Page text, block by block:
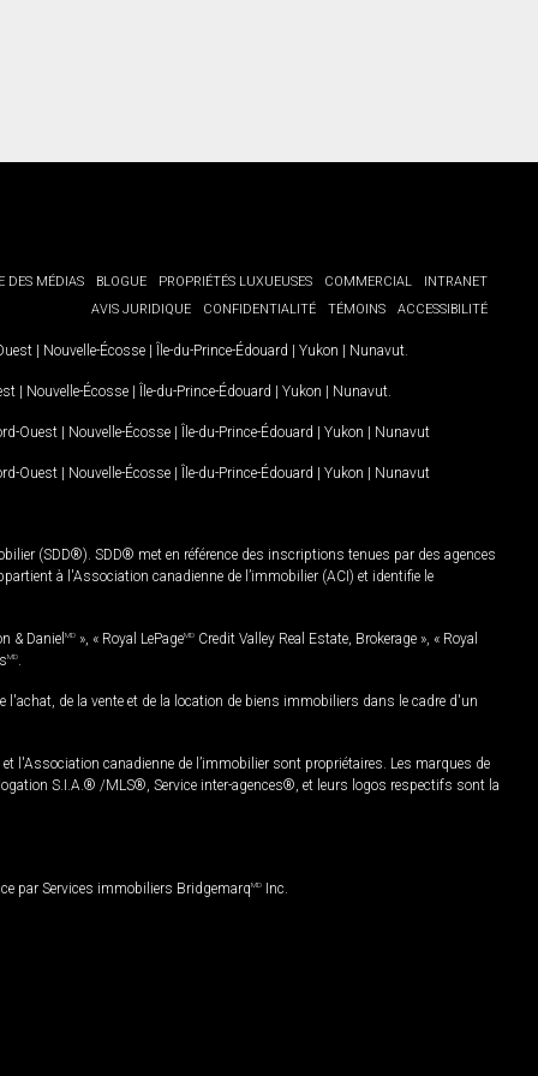
DES MÉDIAS BLOGUE PROPRIÉTÉS LUXUEUSES COMMERCIAL
INTRANET
AVIS JURIDIQUE
CONFIDENTIALITÉ TÉMOINS ACCESSIBILITÉ
| Nouvelle-Écosse | Île-du-Prince-Édouard | Yukon | Nunavut.
| Nouvelle-Écosse | Île-du-Prince-Édouard | Yukon | Nunavut.
Ouest | Nouvelle-Écosse | Île-du-Prince-Édouard | Yukon | Nunavut
Ouest | Nouvelle-Écosse | Île-du-Prince-Édouard | Yukon | Nunavut
(SDD®). SDD® met en référence des inscriptions tenues par des agences
à l'Association canadienne de l’immobilier (ACI) et identifie le
& Daniel MD », « Royal LePageMD Credit Valley Real Estate, Brokerage », « Royal
MD.
de la vente et de la location de biens immobiliers dans le cadre d'un
l'Association canadienne de l’immobilier sont propriétaires. Les marques de
S.I.A.® /MLS®, Service inter-agences®, et leurs logos respectifs sont la
par Services immobiliers BridgemarqMD Inc.